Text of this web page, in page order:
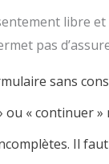
libre
pas
sans
ou « continuer
Il